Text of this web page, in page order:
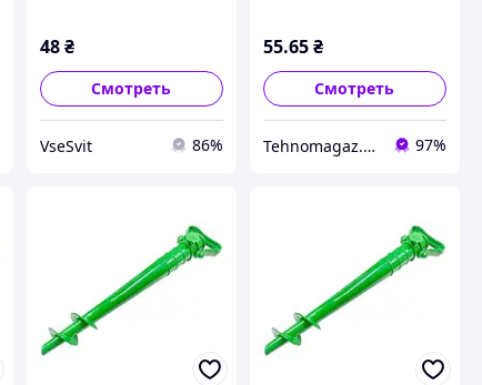
48 ₴
Смотреть
VseSvit 86%
55.65₴
Смотреть
Tehnomagaz.com.ua - это передовой интернет-магазин, специализирующийся на продаже техники 97%